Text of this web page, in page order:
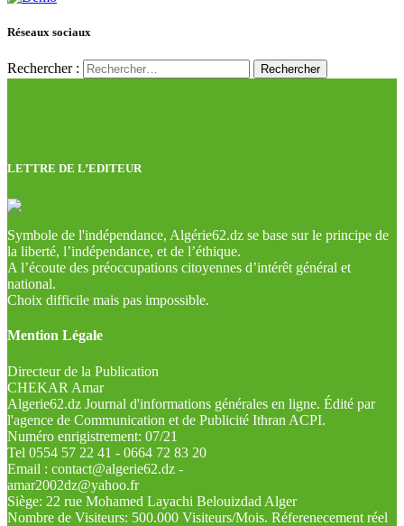
Réseaux sociaux
Rechercher :
LETTRE DE L’EDITEUR
Symbole de l'indépendance, Algérie62.dz se base sur le principe de
la liberté, l’indépendance, et de l’éthique.
A l’écoute des préoccupations citoyennes d’intérêt général et
national.
Choix difficile mais pas impossible.
Mention Légale
Directeur de la Publication
CHEKAR Amar
Algerie62.dz Journal d'informations générales en ligne. Édité par
l'agence de Communication et de Publicité Ithran ACPI.
Numéro enrigistrement: 07/21
Tel 0554 57 22 41 - 0664 72 83 20
Email : contact@algerie62.dz -
amar2002dz@yahoo.fr
Siège: 22 rue Mohamed Layachi Belouizdad Alger
Nombre de Visiteurs: 500.000 Visiteurs/Mois. Réferenecement réel